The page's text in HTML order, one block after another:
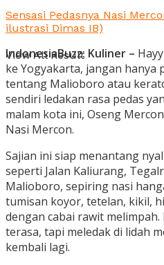
View All Result
Sensasi Pedasnya Nasi
ilustrasi Dimas IB)
IndonesiaBuzz: Kuliner –
ke Yogyakarta, jangan hanya
tentang Malioboro atau
sendiri ledakan rasa pedas
malam kota ini, Oseng
Nasi Mercon.
Sajian ini siap menantang
seperti Jalan Kaliurang,
Malioboro, sepiring nasi
tumisan koyor, tetelan, kikil,
dengan cabai rawit
terasa, tapi meledak di lidah
kembali lagi.